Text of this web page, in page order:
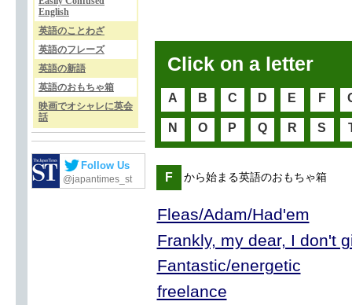
English
英語のことわざ
英語のフレーズ
英語の新語
英語のおもちゃ箱
映画でオシャレに英会
話
Follow Us
@japantimes_st
Click on a letter
A B C D E F
N O P Q R S
F から始まる英語のおもちゃ箱
Fleas/Adam/Had'em
Frankly, my dear, I don't
Fantastic/energetic
freelance